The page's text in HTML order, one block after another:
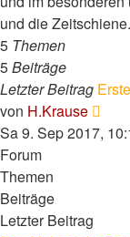
und die Zeitschiene.
5 Themen
5Beiträge
Letzter Beitrag
von H.Krause
Sa 9. Sep 2017,
Forum
Themen
Beiträge
Letzter Beitrag